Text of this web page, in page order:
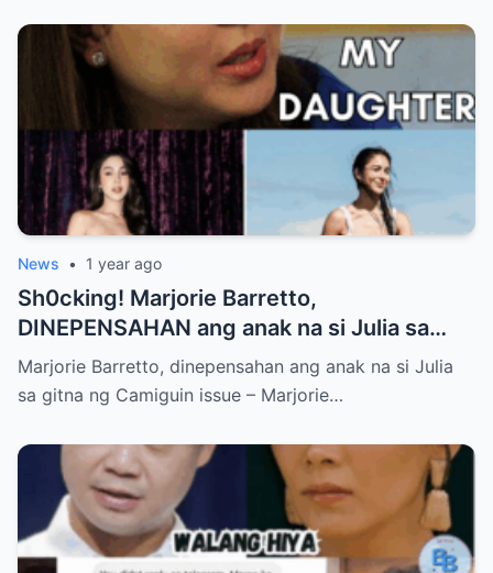
News • 1 year ago
Sh0cking! Marjorie Barretto,
DINEPENSAHAN ang anak na si Julia sa
gitna ng Camiguin issue
Marjorie Barretto, dinepensahan ang anak na si Julia
sa gitna ng Camiguin issue – Marjorie…